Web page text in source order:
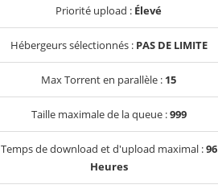
Priorité upload : Élevé
Hébergeurs sélectionnés : PAS DE LIMITE
Max Torrent en parallèle : 15
Taille maximale de la queue :999
Temps de download et d'upload maximal :96
Heures